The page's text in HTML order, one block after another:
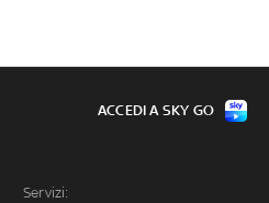
Servizi:
ACCEDI A SKY GO